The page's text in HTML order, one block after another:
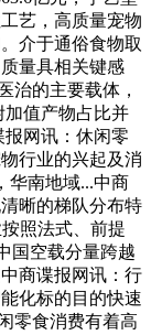
艺，高质量宠物
介于通俗食物取
量具相关键感
治的主要载体，
加值产物占比并
网讯：休闲零
行业的兴起及消
华南地域...中商
晰的梯队分布特
照法式、前提
国空载分量跨越
商谍报网讯：行
化标的目的快速
零食消费有着高